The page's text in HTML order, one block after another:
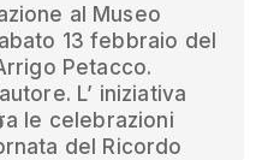
al Museo
13 febbraio del
Petacco.
L’ iniziativa
le celebrazioni
del Ricordo